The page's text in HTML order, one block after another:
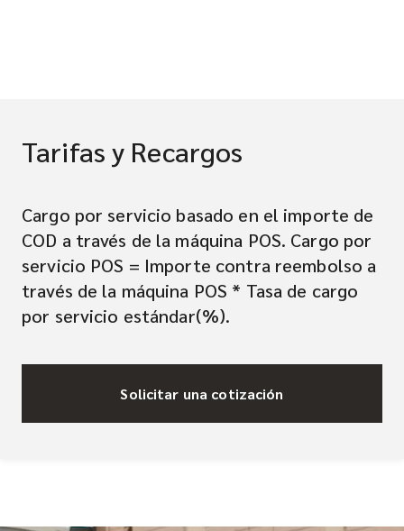
Tarifas y Recargos
Cargo por servicio basado en el importe de
COD a través de la máquina POS. Cargo por
servicio POS = Importe contra reembolso a
través de la máquina POS * Tasa de cargo
por servicio estándar(%).
Solicitar una cotización